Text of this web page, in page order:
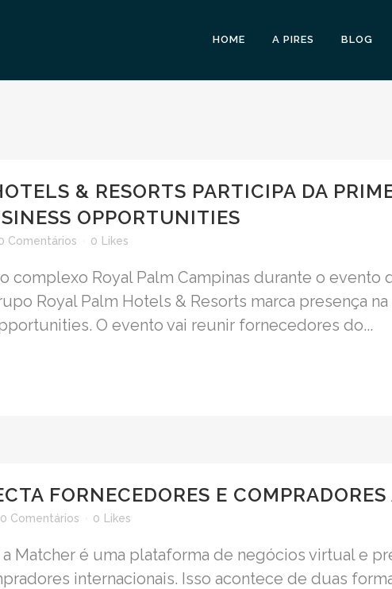
HOME A PIRES BLOG
& RESORTS PARTICIPA DA
OPPORTUNITIES
Comentários 0 Likes
complexo Royal Palm Campinas durante o evento
Royal Palm Hotels & Resorts marca presença
O evento vai reunir fornecedores do...
FORNECEDORES E
0 Comentários 0 Likes
Matcher é uma plataforma de negócios virtual e
internacionais. Isso acontece de duas